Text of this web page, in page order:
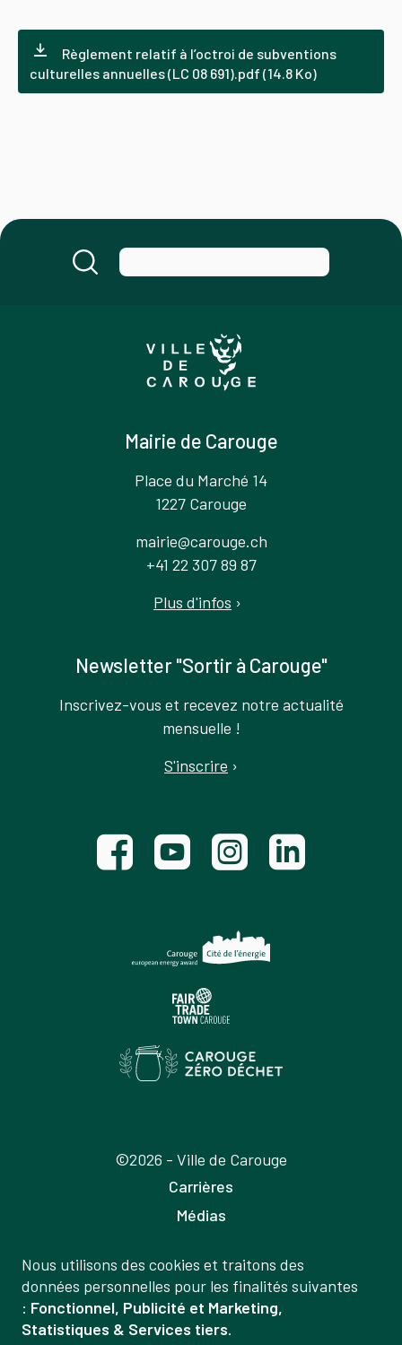
Règlement relatif à l’octroi de subventions
culturelles annuelles (LC 08 691).pdf (14.8 Ko)
Mairie de Carouge
Place du Marché 14
1227 Carouge
mairie@carouge.ch
+41 22 307 89 87
Plus d'infos ›
Newsletter "Sortir à Carouge"
Inscrivez-vous et recevez notre actualité
mensuelle !
S'inscrire ›
©2026 - Ville de Carouge
Carrières
Médias
Labels
Mentions légales
Politique de confidentialité
Gestion
des
Nous utilisons des cookies et traitons des
données personnelles pour les finalités suivantes
: Fonctionnel, Publicité et Marketing,
Statistiques & Services tiers.